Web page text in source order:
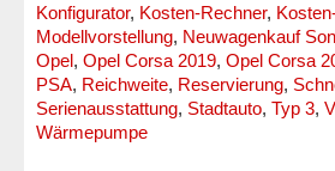
Konfigurator, Kosten-Rechner,
Modellvorstellung, Neuwagenkauf
Opel, Opel Corsa 2019, Opel Corsa
PSA, Reichweite, Reservierung,
Serienausstattung, Stadtauto, Typ 3,
Wärmepumpe